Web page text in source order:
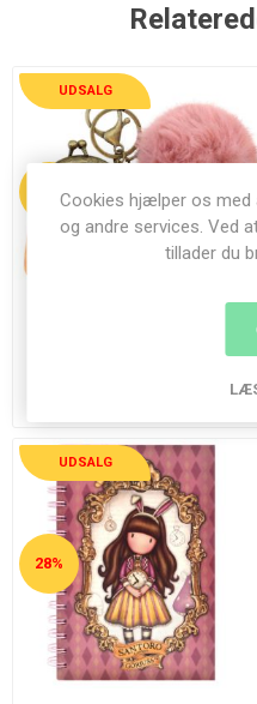
UDSALG
38%
Clasps - 919GJ13 Just One
UDSALG
28%
Cookies hjælper os med
og andre services. Ved
tillader du